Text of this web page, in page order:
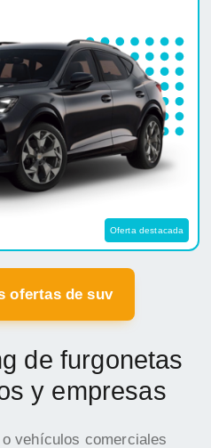
Oferta destacada
ofertas de suv
de furgonetas
y empresas
vehículos comerciales